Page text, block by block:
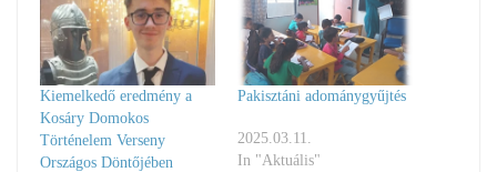
Kiemelkedő eredmény a
Kosáry Domokos
Történelem Verseny
Országos Döntőjében
Pakisztáni adománygyűjtés
2025.03.11.
In "Aktuális"